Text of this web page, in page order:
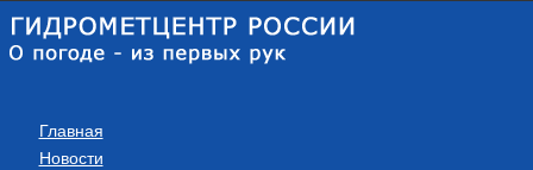
Главная
Новости